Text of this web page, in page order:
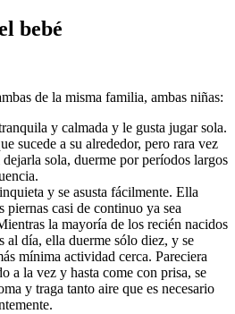
bebé
de la misma familia, ambas niñas:
y calmada y le gusta jugar sola.
sucede a su alrededor, pero rara vez
sola, duerme por períodos largos
y se asusta fácilmente. Ella
piernas casi de continuo ya sea
la mayoría de los recién nacidos
al día, ella duerme sólo diez, y se
mínima actividad cerca. Pareciera
a la vez y hasta come con prisa, se
y traga tanto aire que es necesario